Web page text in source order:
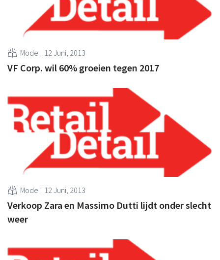
Mode 12 Juni, 2013
VF Corp. wil 60% groeien tegen 2017
Mode 12 Juni, 2013
Verkoop Zara en Massimo Dutti lijdt onder slecht
weer